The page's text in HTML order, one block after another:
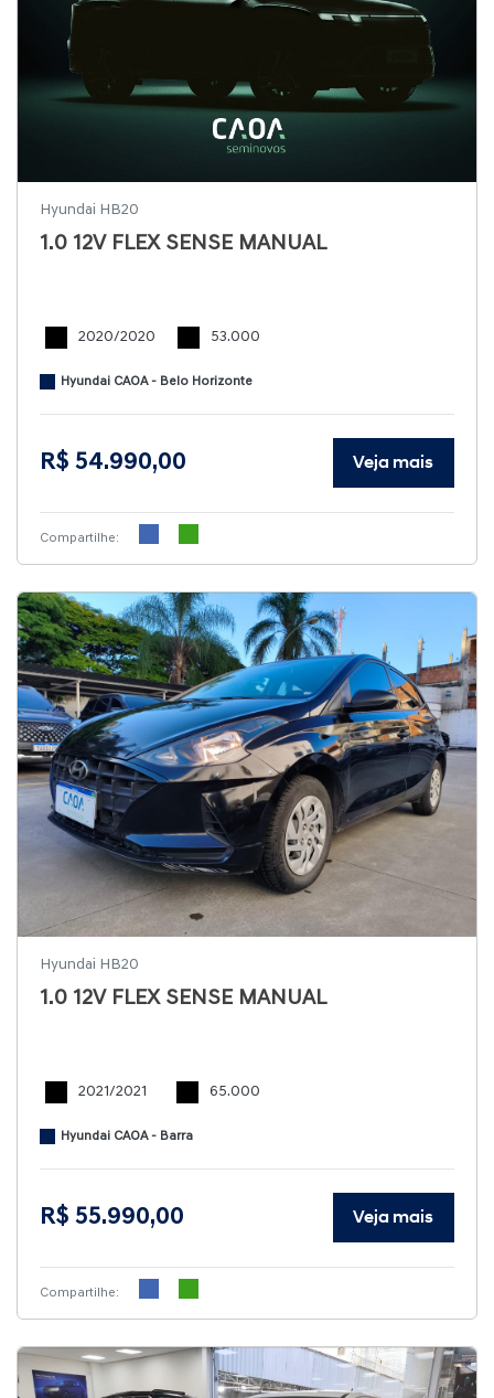
Hyundai HB20
1.0 12V FLEX SENSE MANUAL
2020/2020 53.000
Hyundai CAOA - Belo Horizonte
R$ 54.990,00 Veja mais
Compartilhe:
Hyundai HB20
1.0 12V FLEX SENSE MANUAL
2021/2021 65.000
Hyundai CAOA - Barra
R$ 55.990,00 Veja mais
Compartilhe: